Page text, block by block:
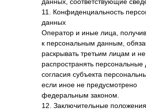
11. Конфиденциальность
данных
Оператор и иные лица,
к персональным данным,
раскрывать третьим лицам и не
распространять
согласия субъекта
если иное не предусмотрено
федеральным законом.
12. Заключительные положения